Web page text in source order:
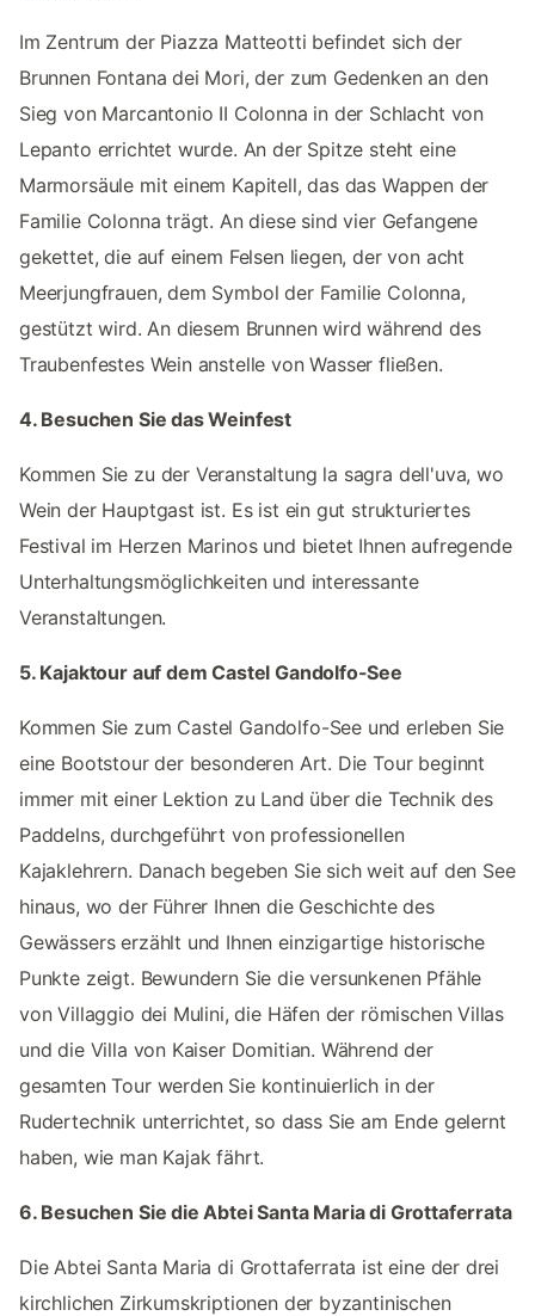
Im Zentrum der Piazza Matteotti befindet sich der
Brunnen Fontana dei Mori, der zum Gedenken an den
Sieg von Marcantonio II Colonna in der Schlacht von
Lepanto errichtet wurde. An der Spitze steht eine
Marmorsäule mit einem Kapitell, das das Wappen der
Familie Colonna trägt. An diese sind vier Gefangene
gekettet, die auf einem Felsen liegen, der von acht
Meerjungfrauen, dem Symbol der Familie Colonna,
gestützt wird. An diesem Brunnen wird während des
Traubenfestes Wein anstelle von Wasser fließen.
4. Besuchen Sie das Weinfest
Kommen Sie zu der Veranstaltung la sagra dell'uva, wo
Wein der Hauptgast ist. Es ist ein gut strukturiertes
Festival im Herzen Marinos und bietet Ihnen aufregende
Unterhaltungsmöglichkeiten und interessante
Veranstaltungen.
5. Kajaktour auf dem Castel Gandolfo-See
Kommen Sie zum Castel Gandolfo-See und erleben Sie
eine Bootstour der besonderen Art. Die Tour beginnt
immer mit einer Lektion zu Land über die Technik des
Paddelns, durchgeführt von professionellen
Kajaklehrern. Danach begeben Sie sich weit auf den See
hinaus, wo der Führer Ihnen die Geschichte des
Gewässers erzählt und Ihnen einzigartige historische
Punkte zeigt. Bewundern Sie die versunkenen Pfähle
von Villaggio dei Mulini, die Häfen der römischen Villas
und die Villa von Kaiser Domitian. Während der
gesamten Tour werden Sie kontinuierlich in der
Rudertechnik unterrichtet, so dass Sie am Ende gelernt
haben, wie man Kajak fährt.
6. Besuchen Sie die Abtei Santa Maria di Grottaferrata
Die Abtei Santa Maria di Grottaferrata ist eine der drei
kirchlichen Zirkumskriptionen der byzantinischen